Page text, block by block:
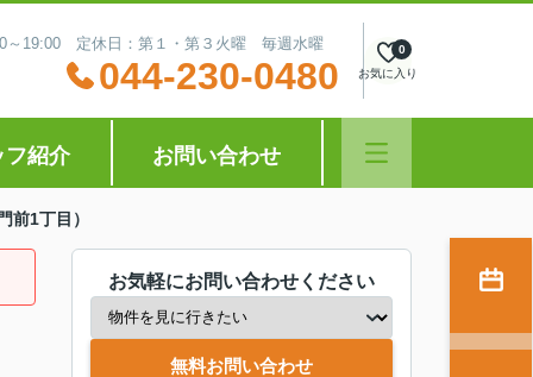
～19:00 定休日：第１・第３火曜 毎週水曜
044-230-0480 お気に入り
0
フ紹介 お問い合わせ
1丁目）
お気軽にお問い合わせください
無料お問い合わせ